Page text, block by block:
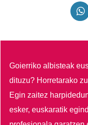
Goierriko albisteak
dituzu? Horretarako
Egin zaitez
esker, euskaratik